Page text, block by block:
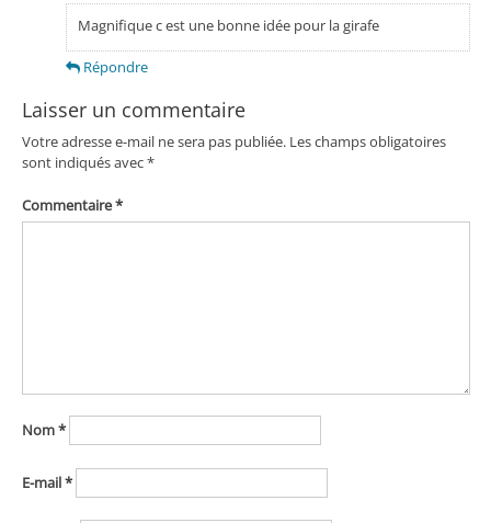
Magnifique c est une bonne idée pour la girafe
Répondre
Laisser un commentaire
Votre adresse e-mail ne sera pas publiée. Les champs obligatoires
sont indiqués avec*
Commentaire*
Nom*
E-mail*